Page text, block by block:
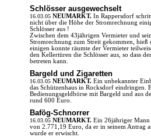
Schlösser ausgewechselt
16.03.05 NEUMARKT. In Rappersdorf
nicht über die Höhe der Stromrechnung
Schlösser aus !
Zwischen dem 43jährigen Vermieter und
Stromrechnung zum Streit gekommen,
einigen konnte räumte der Vermieter
den Kellertüren die Schlösser aus, so dass
betreten kann.
Bargeld und Zigaretten
16.03.05 NEUMARKT. Ein unbekannter
das Schützenhaus in Rocksdorf eindringen.
Bedienungsgeldbörse mit Bargeld und aus
rund 600 Euro.
Bafög-Schnorrer
16.03.05 NEUMARKT. Ein 26jähriger Mann
von 2.771,19 Euro, da er in seinem Antrag
wurde er erwischt.